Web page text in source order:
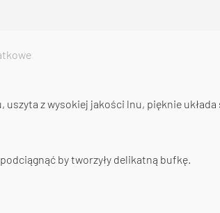
z wysokiej jakości lnu, pięknie układa
by tworzyły delikatną bufkę.